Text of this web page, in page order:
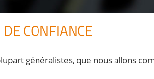
CONFIANCE
généralistes, que nous allons